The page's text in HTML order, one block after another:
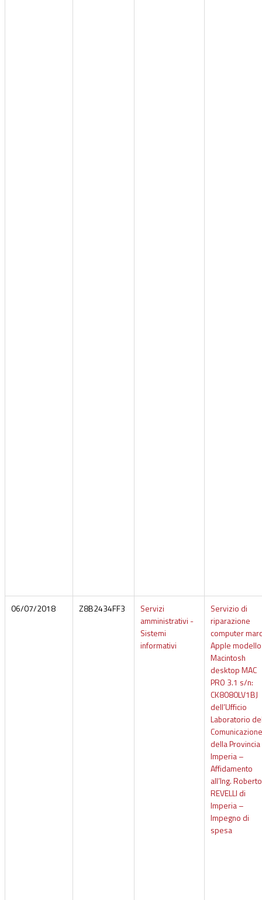
06/07/2018 Z8B2434FF3
Servizi
amministrativi -
Sistemi
informativi
Servizio di
riparazione
computer
Apple modello
Macintosh
desktop MAC
PRO 3.1 s/n:
CK8080LV1BJ
dell’Ufficio
Laboratorio
Comunicazione
della
Imperia –
Affidamento
all’Ing. Roberto
REVELLI di
Imperia –
Impegno di
spesa